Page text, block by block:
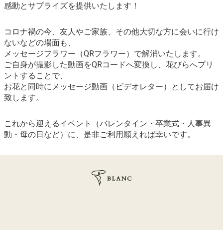
感動とサプライズを提供いたします！
コロナ禍の今、友人やご家族、その他大切な方に会いに行け
ないなどの場面も、
メッセージフラワー（QRフラワー）で解消いたします。
ご自身が撮影した動画をQRコードへ変換し、花びらへプリ
ントすることで、
お花と同時にメッセージ動画（ビデオレター）としてお届け
致します。
これから迎えるイベント（バレンタイン・卒業式・人事異
動・母の日など）に、是非ご利用願えれば幸いです。